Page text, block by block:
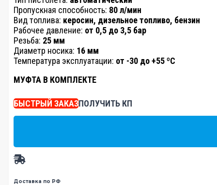
Пропускная способность: 80 л/мин
Вид топлива: керосин, дизельное топливо, бензин
Рабочее давление: от 0,5 до 3,5 бар
Резьба: 25 мм
Диаметр носика: 16 мм
Температура эксплуатации: от -30 до +55 ºC
МУФТА В КОМПЛЕКТЕ
БЫСТРЫЙ ЗАКАЗПОЛУЧИТЬ КП
Доставка по РФ